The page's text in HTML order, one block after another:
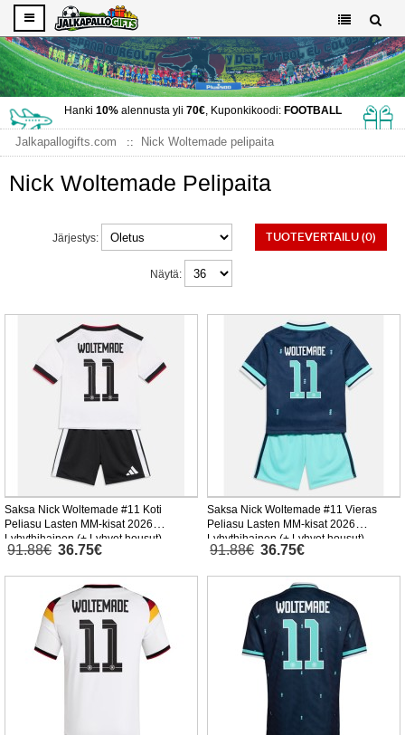
Hanki 10%alennusta yli 70€, Kuponkikoodi: FOOTBALL
Jalkapallogifts.com Nick Woltemade pelipaita
Nick Woltemade Pelipaita
TUOTEVERTAILU (0)
Järjestys:
Näytä:
Saksa Nick Woltemade #11 Koti
Peliasu Lasten MM-kisat 2026
Lyhythihainen (+ Lyhyet housut)
91.88€ 36.75€
Saksa Nick Woltemade #11 Vieras
Peliasu Lasten MM-kisat 2026
Lyhythihainen (+ Lyhyet housut)
91.88€ 36.75€